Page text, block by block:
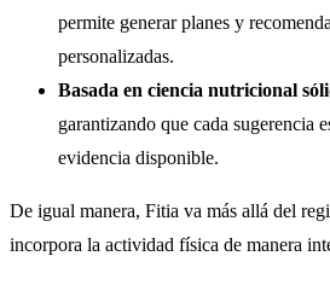
permite generar planes y
personalizadas.
Basada en ciencia nutricional
garantizando que cada sugerencia
evidencia disponible.
De igual manera, Fitia va más allá del
incorpora la actividad física de manera